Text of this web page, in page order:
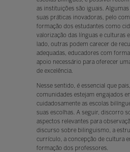
as instituições são iguais.
suas práticas inovadoras, pelo
formação dos estudantes como
valorização das línguas e culturas
lado, outras podem carecer de
adequadas, educadores com
apoio necessário para oferecer
de excelência.
Nesse sentido, é essencial que
comunidades estejam engajados
cuidadosamente as escolas
suas escolhas. A seguir, discorro
aspectos relevantes para
discurso sobre bilinguismo, a
currículo, a concepção de cultura
formação dos professores.